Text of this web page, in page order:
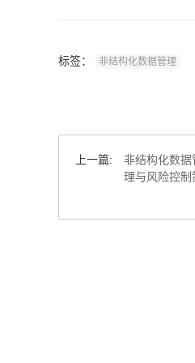
标签： 非结构化数据管理
上一篇:
非结构化数据
理与风险控制